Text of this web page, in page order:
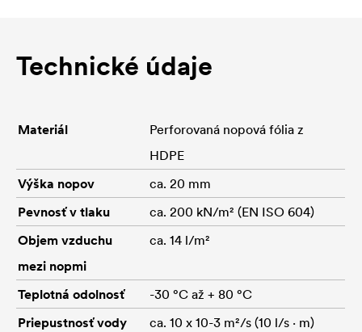
Technické údaje
Materiál
Perforovaná nopová fólia z
HDPE
Výška nopov
ca. 20 mm
Pevnosť v tlaku
ca. 200 kN/m² (EN ISO 604)
Objem vzduchu
mezi nopmi
ca. 14 l/m²
Teplotná odolnosť
-30 °C až + 80 °C
Priepustnosť vody
ca. 10 x 10-3 m²/s (10 l/s · m)